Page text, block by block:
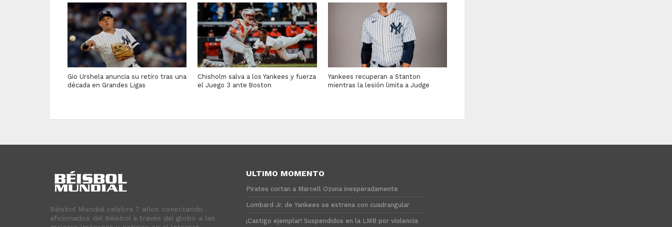
Gio Urshela anuncia su retiro tras una
década en Grandes Ligas
Chisholm salva a los Yankees y fuerza
el Juego 3 ante Boston
Yankees recuperan a Stanton
mientras la lesión limita a Judge
Béisbol Mundial celebra 7 años conectando
aficionados del Béisbol a través del globo a las
ULTIMO MOMENTO
Pirates cortan a Marcell Ozuna inesperadamente
Lombard Jr. de Yankees se estrena con cuadrangular
¡Castigo ejemplar! Suspendidos en la LMB por violencia